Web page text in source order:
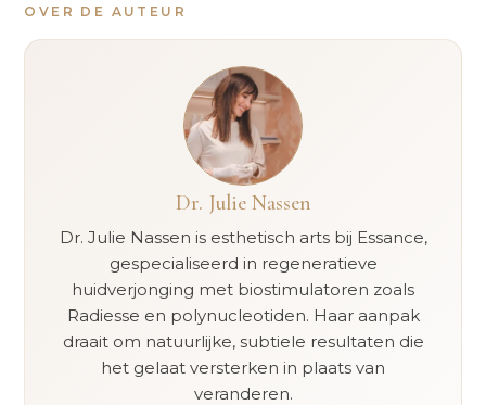
OVER DE AUTEUR
Dr. Julie Nassen
Dr. Julie Nassen is esthetisch arts bij Essance,
gespecialiseerd in regeneratieve
huidverjonging met biostimulatoren zoals
Radiesse en polynucleotiden. Haar aanpak
draait om natuurlijke, subtiele resultaten die
het gelaat versterken in plaats van
veranderen.